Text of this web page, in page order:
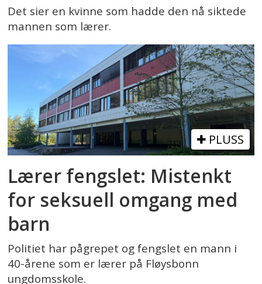
Det sier en kvinne som hadde den nå siktede
mannen som lærer.
PLUSS
Lærer fengslet: Mistenkt
for seksuell omgang med
barn
Politiet har pågrepet og fengslet en mann i
40-årene som er lærer på Fløysbonn
ungdomsskole.